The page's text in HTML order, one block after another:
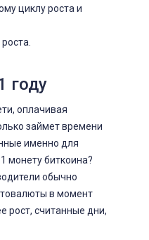
циклу роста и
году
оплачивая
займет времени
именно для
монету биткоина?
обычно
в момент
рост, считанные дни,